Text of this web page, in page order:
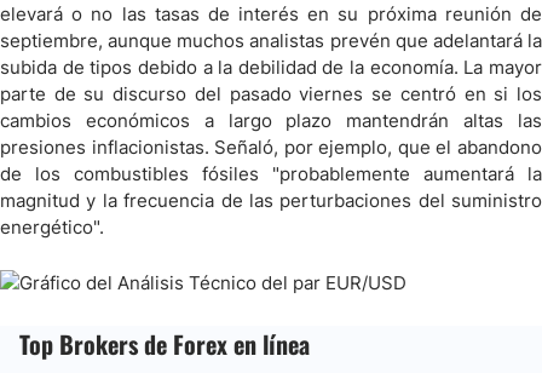
elevará o no las tasas de interés en su próxima reunión de
septiembre, aunque muchos analistas prevén que adelantará la
subida de tipos debido a la debilidad de la economía. La mayor
parte de su discurso del pasado viernes se centró en si los
cambios económicos a largo plazo mantendrán altas las
presiones inflacionistas. Señaló, por ejemplo, que el abandono
de los combustibles fósiles "probablemente aumentará la
magnitud y la frecuencia de las perturbaciones del suministro
energético".
Top Brokers de Forex en línea